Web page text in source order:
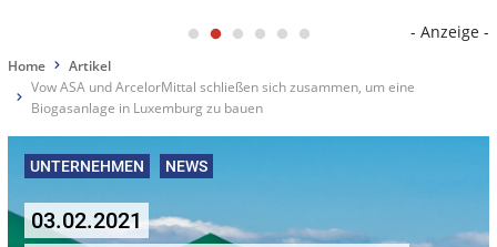
- Anzeige -
Home
Artikel
Vow ASA und ArcelorMittal schließen sich zusammen, um eine
Biogasanlage in Luxemburg zu bauen
UNTERNEHMEN NEWS
03.02.2021